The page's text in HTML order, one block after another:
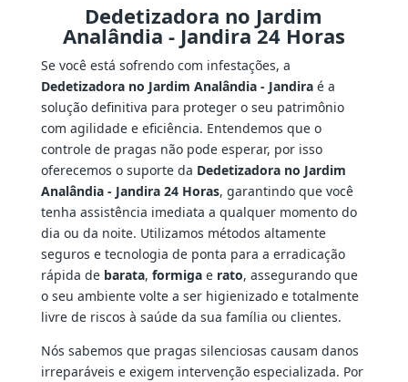
Dedetizadora no Jardim
Analândia - Jandira 24 Horas
Se você está sofrendo com infestações, a
Dedetizadora no Jardim Analândia - Jandiraé a
solução definitiva para proteger o seu patrimônio
com agilidade e eficiência. Entendemos que o
controle de pragas não pode esperar, por isso
oferecemos o suporte da Dedetizadora no Jardim
Analândia - Jandira 24 Horas, garantindo que você
tenha assistência imediata a qualquer momento do
dia ou da noite. Utilizamos métodos altamente
seguros e tecnologia de ponta para a erradicação
rápida de barata, formigae rato, assegurando que
o seu ambiente volte a ser higienizado e totalmente
livre de riscos à saúde da sua família ou clientes.
Nós sabemos que pragas silenciosas causam danos
irreparáveis e exigem intervenção especializada. Por